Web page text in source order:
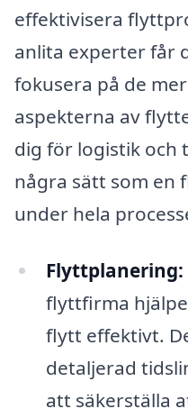
effektivisera
anlita experter får
fokusera på de
aspekterna av
dig för logistik och
några sätt som en
under hela
Flyttplanering:
flyttfirma
flytt effektivt.
detaljerad
att säkerställa